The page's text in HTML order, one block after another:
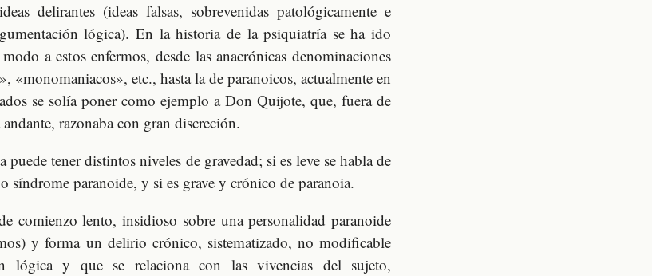
delirantes (ideas falsas, sobrevenidas patológicamente e
lógica). En la historia de la psiquiatría se ha ido
a estos enfermos, desde las anacrónicas denominaciones
«monomaniacos», etc., hasta la de paranoicos, actualmente en
se solía poner como ejemplo a Don Quijote, que, fuera de
razonaba con gran discreción.
puede tener distintos niveles de gravedad; si es leve se habla de
síndrome paranoide, y si es grave y crónico de paranoia.
comienzo lento, insidioso sobre una personalidad paranoide
y forma un delirio crónico, sistematizado, no modificable
lógica y que se relaciona con las vivencias del sujeto,